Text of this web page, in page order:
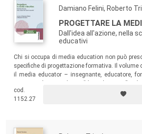
Damiano Felini, Roberto
PROGETTARE LA
Dall'idea all'azione, nella
educativi
Chi si occupa di media education non può
specifiche di progettazione formativa. Il volume
il media educator – insegnante, educatore,
efficace) il suo intervento in aula:
finanziamenti, monitoraggio, valutazione e
cod.
1152.27